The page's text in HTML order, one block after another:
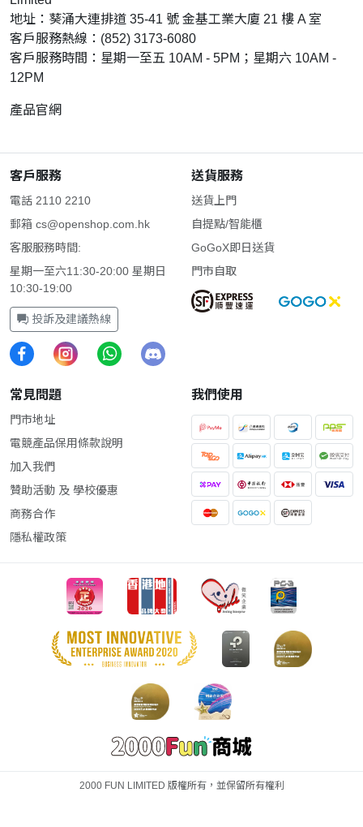
地址：葵涌大連排道 35-41 號 金基工業大廈 21 樓 A 室
客戶服務熱線：(852) 3173-6080
客戶服務時間：星期一至五 10AM - 5PM；星期六 10AM -
12PM
產品官網
客戶服務
電話 2110 2210
郵箱 cs@openshop.com.hk
客服服務時間:
星期一至六11:30-20:00 星期日
10:30-19:00
投訴及建議熱線
送貨服務
送貨上門
自提點/智能櫃
GoGoX即日送貨
門市自取
常見問題
門市地址
電競產品保用條款說明
加入我們
贊助活動 及 學校優惠
商務合作
隱私權政策
我們使用
2000 FUN LIMITED 版權所有，並保留所有權利